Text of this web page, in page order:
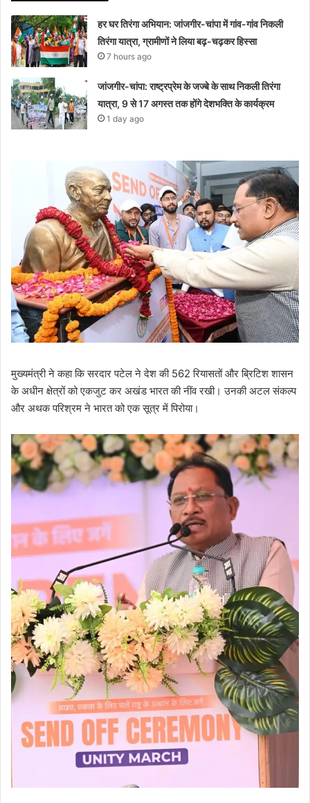
हर घर तिरंगा अभियान: जांजगीर-चांपा में गांव-गांव निकली
तिरंगा यात्रा, ग्रामीणों ने लिया बढ़-चढ़कर हिस्सा
7 hours ago
जांजगीर-चांपा: राष्ट्रप्रेम के जज्बे के साथ निकली तिरंगा
यात्रा, 9 से 17 अगस्त तक होंगे देशभक्ति के कार्यक्रम
1 day ago
मुख्यमंत्री ने कहा कि सरदार पटेल ने देश की 562 रियासतों और ब्रिटिश शासन
के अधीन क्षेत्रों को एकजुट कर अखंड भारत की नींव रखी। उनकी अटल संकल्प
और अथक परिश्रम ने भारत को एक सूत्र में पिरोया।